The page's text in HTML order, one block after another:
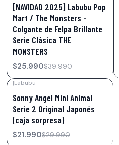
[NAVIDAD 2025] Labubu Pop
Mart / The Monsters -
Colgante de Felpa Brillante
Serie Clásica THE
MONSTERS
$25.990$39.990
Not available
|Labubu
Sonny Angel Mini Animal
Serie 2 Original Japonés
(caja sorpresa)
$21.990$29.990